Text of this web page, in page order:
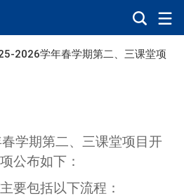
2026学年春学期第二、三课堂项
学期第二、三课堂项目开
公布如下：
主要包括以下流程：